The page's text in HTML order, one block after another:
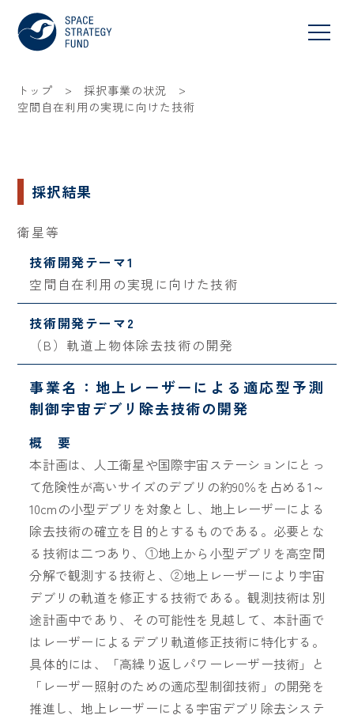
トップ > 採択事業の状況 >
空間自在利用の実現に向けた技術
採択結果
衛星等
技術開発テーマ1
空間自在利用の実現に向けた技術
技術開発テーマ2
（B）軌道上物体除去技術の開発
事業名：地上レーザーによる適応型予測
制御宇宙デブリ除去技術の開発
概 要
本計画は、人工衛星や国際宇宙ステーションにとっ
て危険性が高いサイズのデブリの約90％を占める1～
10cmの小型デブリを対象とし、地上レーザーによる
除去技術の確立を目的とするものである。必要とな
る技術は二つあり、①地上から小型デブリを高空間
分解で観測する技術と、②地上レーザーにより宇宙
デブリの軌道を修正する技術である。観測技術は別
途計画中であり、その可能性を見越して、本計画で
はレーザーによるデブリ軌道修正技術に特化する。
具体的には、「高繰り返しパワーレーザー技術」と
「レーザー照射のための適応型制御技術」の開発を
推進し、地上レーザーによる宇宙デブリ除去システ